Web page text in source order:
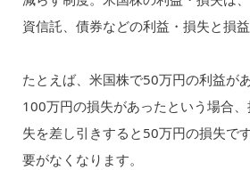
資信託、債券などの利益・損失と損益
たとえば、米国株で50万円の利益が
100万円の損失があったという場合
失を差し引きすると50万円の損失で
要がなくなります。